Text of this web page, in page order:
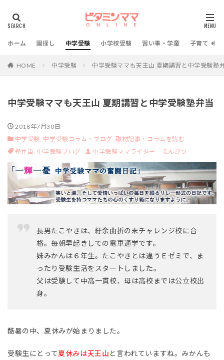
ホーム 園探し 中学受験 小学校受験 習い事・学童 子育て・教
HOME 中学受験 中学受験ママも天王山 夏期講習と中学受験塾
中学受験ママも天王山 夏期講習と中学受験塾弁当
2018年7月30日
中学受験, 中学受験コラム・ブログ, 取材記事・コラムを読む
塾弁当, 中学受験ブログ 中学受験ママライター えんぴつ
長男たこやきは、紆余曲折の末チャレンジ校に合
格。毎朝早起きしての電車通学です。
妹みかんは６年生。たこやきとは違うＥゼミで、ま
ったり受験生活をスタートしました。
父は受験して中高一貫校、母は高校までは公立校出
身。
酷暑の中、夏休みが始まりました。
受験生にとって夏休みは天王山 と言われていますね。みかんも